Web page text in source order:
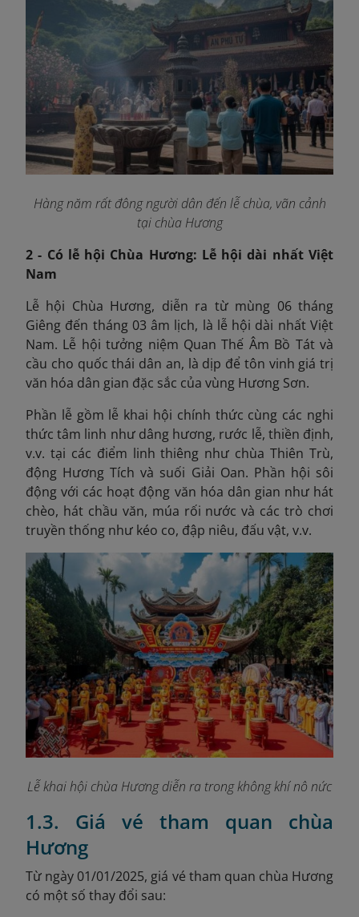
Hàng năm rất đông người dân đến lễ chùa, vãn cảnh
tại chùa Hương
2 - Có lễ hội Chùa Hương: Lễ hội dài nhất Việt
Nam
Lễ hội Chùa Hương, diễn ra từ mùng 06 tháng
Giêng đến tháng 03 âm lịch, là lễ hội dài nhất Việt
Nam. Lễ hội tưởng niệm Quan Thế Âm Bồ Tát và
cầu cho quốc thái dân an, là dịp để tôn vinh giá trị
văn hóa dân gian đặc sắc của vùng Hương Sơn.
Phần lễ gồm lễ khai hội chính thức cùng các nghi
thức tâm linh như dâng hương, rước lễ, thiền định,
v.v. tại các điểm linh thiêng như chùa Thiên Trù,
động Hương Tích và suối Giải Oan. Phần hội sôi
động với các hoạt động văn hóa dân gian như hát
chèo, hát chầu văn, múa rối nước và các trò chơi
truyền thống như kéo co, đập niêu, đấu vật, v.v.
Lễ khai hội chùa Hương diễn ra trong không khí nô nức
1.3. Giá vé tham quan chùa
Hương
Từ ngày 01/01/2025, giá vé tham quan chùa Hương
có một số thay đổi sau: